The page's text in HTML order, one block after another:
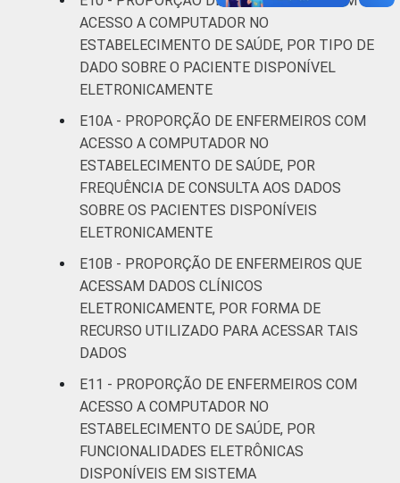
ACESSO A COMPUTADOR NO
ESTABELECIMENTO DE SAÚDE, POR TIPO DE
DADO SOBRE O PACIENTE DISPONÍVEL
ELETRONICAMENTE
E10A - PROPORÇÃO DE ENFERMEIROS COM
ACESSO A COMPUTADOR NO
ESTABELECIMENTO DE SAÚDE, POR
FREQUÊNCIA DE CONSULTA AOS DADOS
SOBRE OS PACIENTES DISPONÍVEIS
ELETRONICAMENTE
E10B - PROPORÇÃO DE ENFERMEIROS QUE
ACESSAM DADOS CLÍNICOS
ELETRONICAMENTE, POR FORMA DE
RECURSO UTILIZADO PARA ACESSAR TAIS
DADOS
E11 - PROPORÇÃO DE ENFERMEIROS COM
ACESSO A COMPUTADOR NO
ESTABELECIMENTO DE SAÚDE, POR
FUNCIONALIDADES ELETRÔNICAS
DISPONÍVEIS EM SISTEMA